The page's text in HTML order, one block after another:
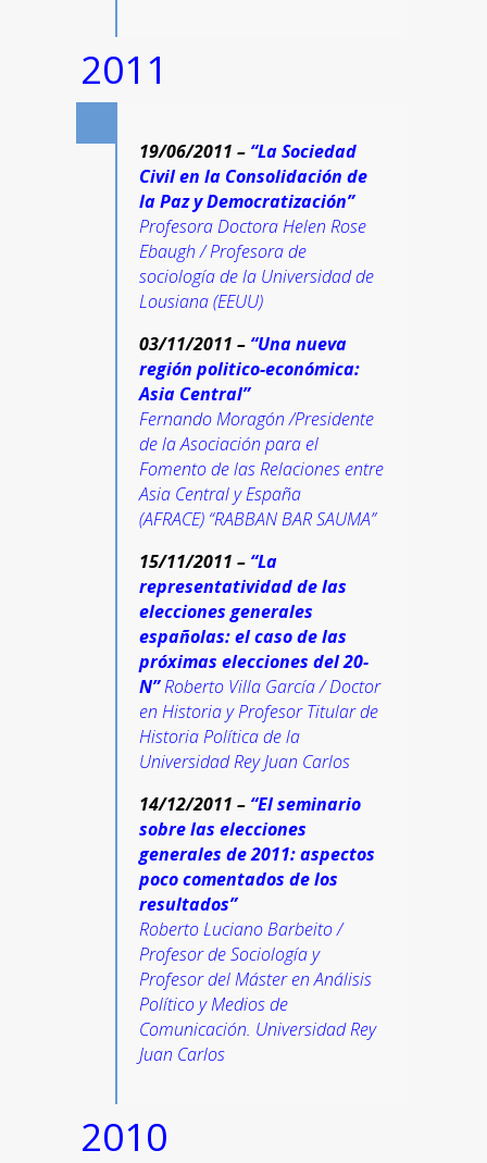
2011
19/06/2011 – “La Sociedad
Civil en la Consolidación de
la Paz y Democratización”
Profesora Doctora Helen Rose
Ebaugh / Profesora de
sociología de la Universidad de
Lousiana (EEUU)
03/11/2011 – “Una nueva
región politico-económica:
Asia Central”
Fernando Moragón /Presidente
de la Asociación para el
Fomento de las Relaciones entre
Asia Central y España
(AFRACE) “RABBAN BAR SAUMA”
15/11/2011 – “La
representatividad de las
elecciones generales
españolas: el caso de las
próximas elecciones del 20-
N”Roberto Villa García / Doctor
en Historia y Profesor Titular de
Historia Política de la
Universidad Rey Juan Carlos
14/12/2011 – “El seminario
sobre las elecciones
generales de 2011: aspectos
poco comentados de los
resultados”
Roberto Luciano Barbeito /
Profesor de Sociología y
Profesor del Máster en Análisis
Político y Medios de
Comunicación. Universidad Rey
Juan Carlos
2010